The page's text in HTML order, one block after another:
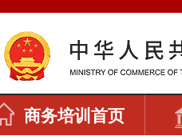
商务培训首页